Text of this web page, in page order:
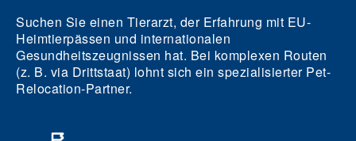
Suchen Sie einen Tierarzt, der Erfahrung mit EU-
Heimtierpässen und internationalen
Gesundheitszeugnissen hat. Bei komplexen Routen
(z. B. via Drittstaat) lohnt sich ein spezialisierter Pet-
Relocation-Partner.